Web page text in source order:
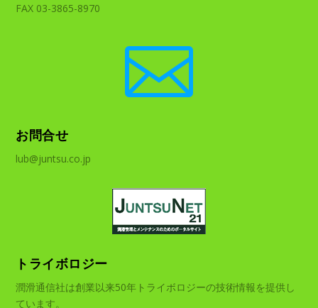
FAX 03-3865-8970

お問合せ
lub@juntsu.co.jp
トライボロジー
潤滑通信社は創業以来50年トライボロジーの技術情報を提供し
ています。